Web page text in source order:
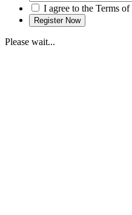
I agree to the Terms of
Please wait...